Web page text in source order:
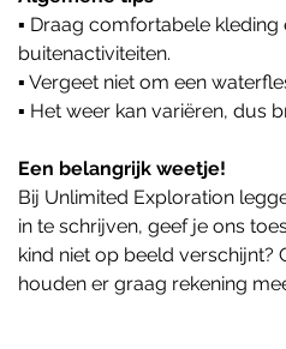
▪ Draag comfortabele
buitenactiviteiten.
▪ Vergeet niet om een
▪ Het weer kan variëren, dus
Een belangrijk weetje!
Bij Unlimited Exploration
in te schrijven, geef je ons
kind niet op beeld verschijnt?
houden er graag rekening